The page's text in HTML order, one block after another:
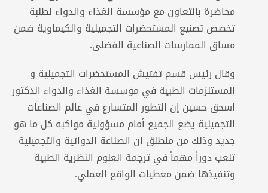
محاضرة بالتعاون مع مؤسسة الغذاء والدواء لطلبة
تخصص تصنيع المستحضرات التجميلية والكيماوية ضمن
مساق الممارسات الصناعية الفضلى.
وقال رئيس قسم تفتيش المستحضرات التجميلية و
المستلزمات الطبية في مؤسسة الغذاء والدواء الدكتور
اسحق حسين إن التطور المتسارع في عالم الصناعات
التجميلية يضع الجميع أمام مسؤولية مواكبه كل ما هو
جديد وذلك من منطلق ان الصناعة الدوائية والتجميلية
تلعب دوراً مهماً في ترجمة العلوم النظرية الطبية
وتنفيذها ضمن معطيات الواقع العملي.